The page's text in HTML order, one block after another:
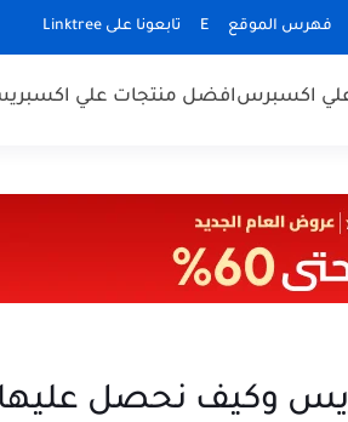
فهرس الموقع E تابعونا على Linktree
اكسبرسافضل منتجات علي
وكيف نحصل عليها